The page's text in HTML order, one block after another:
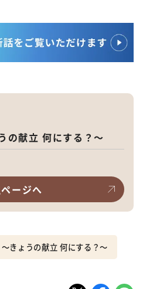
の献立 何にする？～
ージへ
きょうの献立 何にする？～